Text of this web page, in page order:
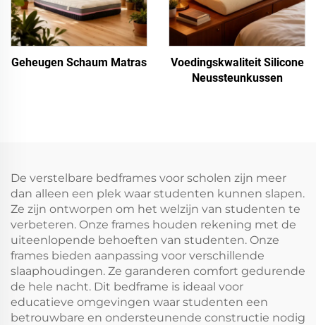
Geheugen Schaum Matras
Voedingskwaliteit Silicone
Neussteunkussen
De verstelbare bedframes voor scholen zijn meer
dan alleen een plek waar studenten kunnen slapen.
Ze zijn ontworpen om het welzijn van studenten te
verbeteren. Onze frames houden rekening met de
uiteenlopende behoeften van studenten. Onze
frames bieden aanpassing voor verschillende
slaaphoudingen. Ze garanderen comfort gedurende
de hele nacht. Dit bedframe is ideaal voor
educatieve omgevingen waar studenten een
betrouwbare en ondersteunende constructie nodig